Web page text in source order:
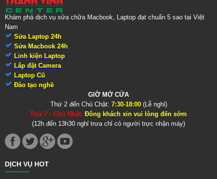
Khám phá dịch vụ sửa chữa Macbook, Laptop đạt chuẩn 5 sao tại Việt
Nam
Sửa Laptop 24h
Sửa Macbook 24h
Linh kiện Laptop
Lắp đặt Camera
Laptop Cũ
Đào tạo nghề
GIỜ MỞ CỬA
Thứ 2 đến Chủ Chật: 7:30-18:00(Lễ nghỉ)
Thứ 7 - Chủ Nhật: Đông khách xin vui lòng đến sớm
(12h đến 13h30 nghỉ trưa chỉ có người trực nhận máy)
DỊCH VỤ HOT